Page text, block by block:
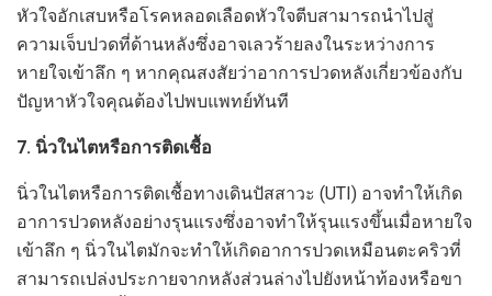
หัวใจอักเสบหรือโรคหลอดเลือดหัวใจตีบสามารถนำไปสู่
ความเจ็บปวดที่ด้านหลังซึ่งอาจเลวร้ายลงในระหว่างการ
หายใจเข้าลึก ๆ หากคุณสงสัยว่าอาการปวดหลังเกี่ยวข้องกับ
ปัญหาหัวใจคุณต้องไปพบแพทย์ทันที
7. นิ่วในไตหรือการติดเชื้อ
นิ่วในไตหรือการติดเชื้อทางเดินปัสสาวะ (UTI) อาจทำให้เกิด
อาการปวดหลังอย่างรุนแรงซึ่งอาจทำให้รุนแรงขึ้นเมื่อหายใจ
เข้าลึก ๆ นิ่วในไตมักจะทำให้เกิดอาการปวดเหมือนตะคริวที่
สามารถเปล่งประกายจากหลังส่วนล่างไปยังหน้าท้องหรือขา